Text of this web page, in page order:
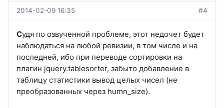
2014-02-09 16:35 #4
Судя по озвученной проблеме, этот недочет будет
наблюдаться на любой ревизии, в том числе и на
последней, ибо при переводе сортировки на
плагин jquery.tablesorter, забыто добавление в
таблицу статистики вывод целых чисел (не
преобразованных через humn_size).